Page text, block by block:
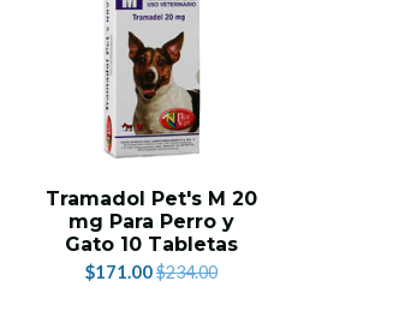
Tramadol Pet's M 20
mg Para Perro y
Gato 10 Tabletas
$171.00$234.00